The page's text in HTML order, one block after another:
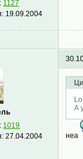
1127
19.09.2004
1019
27.04.2004
А
неа